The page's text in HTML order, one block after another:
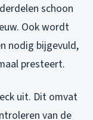
schoon
Ook wordt
nodig bijgevuld,
presteert.
uit. Dit omvat
van de